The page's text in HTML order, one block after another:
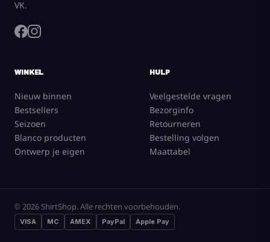
VK.
WINKEL
Nieuw binnen
Bestsellers
Seizoen
Blanco producten
Ontwerp je eigen
HULP
Veelgestelde vragen
Bezorginfo
Retourneren
Bestelling volgen
Maattabel
© 2026 ShirtShop. Alle rechten voorbehouden.
VISA MC AMEX PayPal Apple Pay